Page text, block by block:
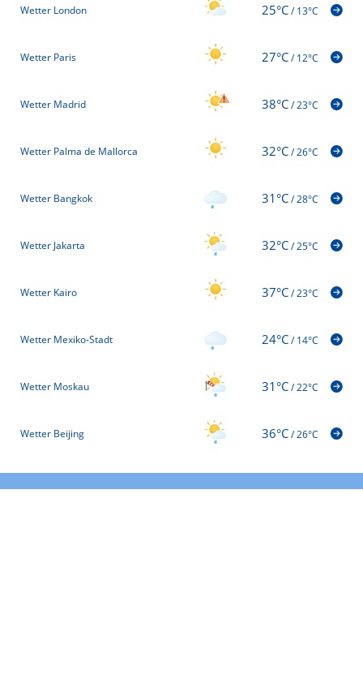
Wetter London 25°C/13°C
Wetter Paris 27°C/12°C
Wetter Madrid 38°C/23°C
Wetter Palma de Mallorca 32°C/26°C
Wetter Bangkok 31°C/28°C
Wetter Jakarta 32°C/25°C
Wetter Kairo 37°C/23°C
Wetter Mexiko-Stadt 24°C/14°C
Wetter Moskau 31°C/22°C
Wetter Beijing 36°C/26°C